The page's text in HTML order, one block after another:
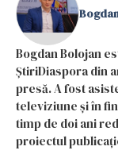
Bogdan Bolojan
ȘtiriDiaspora din
presă. A fost
televiziune și în
timp de doi ani
proiectul